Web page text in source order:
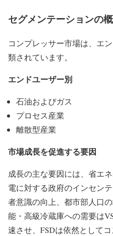
セグメンテーションの
コンプレッサー市場は、エ
類されています。
エンドユーザー別
石油およびガス
プロセス産業
離散型産業
市場成長を促進する要因
成長の主な要因には、省エ
電に対する政府のインセン
者意識の向上、都市部人口
能・高級冷蔵庫への需要は
速させ、FSDは依然として